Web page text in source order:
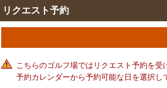
リクエスト予約
こちらのゴルフ場ではリクエスト予約を受
予約カレンダーから予約可能な日を選択し